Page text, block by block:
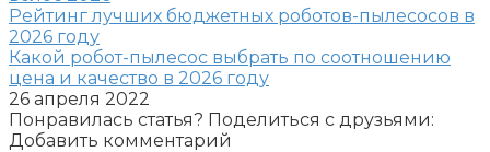
Рейтинг лучших бюджетных роботов-пылесосов в
2026 году
Какой робот-пылесос выбрать по соотношению
цена и качество в 2026 году
26 апреля 2022
Понравилась статья? Поделиться с друзьями:
Добавить комментарий